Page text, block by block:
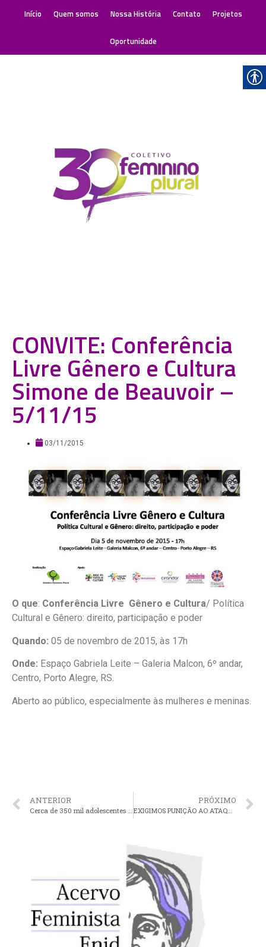
Início Quem somos Nossa História Contato Projetos
Oportunidade
CONVITE: Conferência
Livre Gênero e Cultura
Simone de Beauvoir –
5/11/15
03/11/2015
O que: Conferência Livre Gênero e Cultura/ Política
Cultural e Gênero: direito, participação e poder
Quando: 05 de novembro de 2015, às 17h
Onde: Espaço Gabriela Leite – Galeria Malcon, 6º andar,
Centro, Porto Alegre, RS.
Aberto ao público, especialmente às mulheres e meninas.
ANTERIOR PRÓXIMO
EXIGIMOS PUNIÇÃO AO ATAQUE POLICIAL CONTRA FEMINISTAS EM FEIRA DO LIVRO AUTÔNOMA